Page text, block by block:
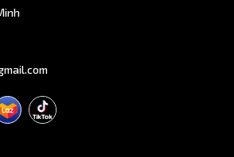
giúp tránh các sự cố tuột ống hoặc rò
kiện khí nén, đầu nối nhanh khí nén,
hơi, khớp nối ống khí với nhiều mã sản
thước phù hợp nhu cầu của quý